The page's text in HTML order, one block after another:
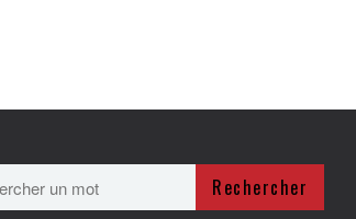
Rechercher